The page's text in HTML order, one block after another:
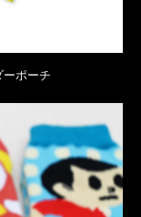
ポーチ